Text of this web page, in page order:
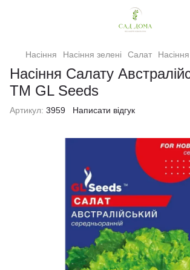
Насіння Насіння зелені Салат
Насіння Салату
TM GL Seeds
Артикул: 3959 Написати відгук